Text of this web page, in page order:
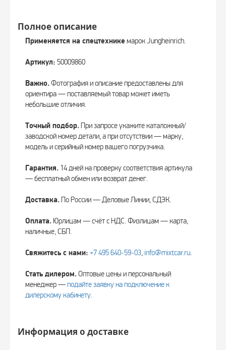
Полное описание
Применяется на спецтехнике марок Jungheinrich.
Артикул: 50009860
Важно.Фотография и описание предоставлены для
ориентира — поставляемый товар может иметь
небольшие отличия.
Точный подбор.При запросе укажите каталожный/
заводской номер детали, а при отсутствии — марку,
модель и серийный номер вашего погрузчика.
Гарантия. 14 дней на проверку соответствия артикула
— бесплатный обмен или возврат денег.
Доставка.По России — Деловые Линии, СДЭК.
Оплата. Юрлицам — счёт с НДС. Физлицам — карта,
наличные, СБП.
Свяжитесь с нами: +7 495 640‑59‑03, info@mixtcar.ru.
Стать дилером.Оптовые цены и персональный
менеджер —подайте заявку на подключение к
дилерскому кабинету.
Информация о доставке